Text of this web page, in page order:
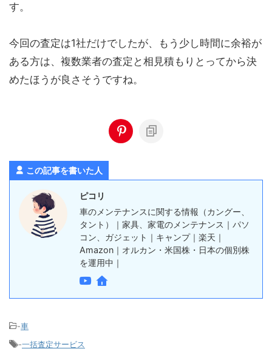
す。
今回の査定は1社だけでしたが、もう少し時間に余裕が
ある方は、複数業者の査定と相見積もりとってから決
めたほうが良さそうですね。
この記事を書いた人
ピコリ
車のメンテナンスに関する情報（カングー、
タント）｜家具、家電のメンテナンス｜パソ
コン、ガジェット｜キャンプ｜楽天｜
Amazon｜オルカン・米国株・日本の個別株
を運用中｜
-車
-一括査定サービス